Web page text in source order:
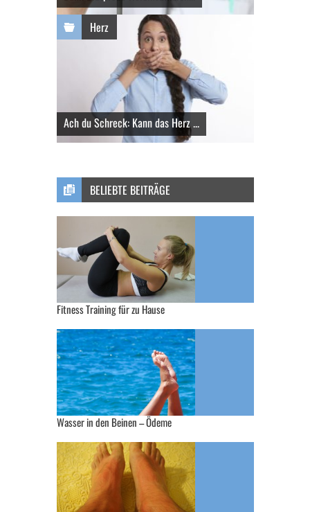
Herz
Ach du Schreck: Kann das Herz ...
BELIEBTE BEITRÄGE
Fitness Training für zu Hause
Wasser in den Beinen – Ödeme